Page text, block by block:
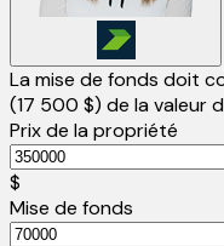
La mise de fonds doit
(17 500 $) de la valeur
Prix de la propriété
$
Mise de fonds